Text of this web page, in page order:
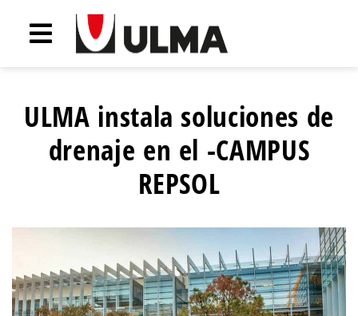
ULMA instala soluciones de
drenaje en el -CAMPUS
REPSOL